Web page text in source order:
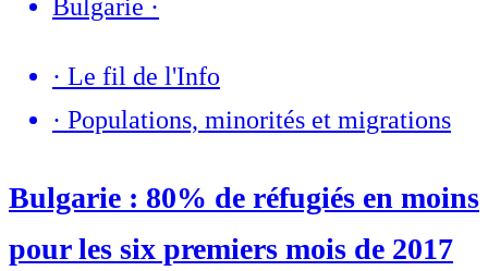
Bulgarie ·
· Le fil de l'Info
· Populations, minorités et migrations
Bulgarie : 80% de réfugiés en moins
pour les six premiers mois de 2017